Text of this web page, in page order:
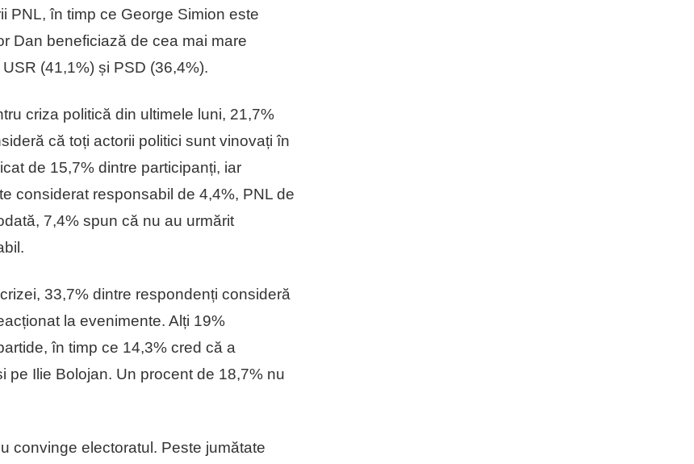
PNL, în timp ce George Simion este
Dan beneficiază de cea mai mare
(41,1%) și PSD (36,4%).
criza politică din ultimele luni, 21,7%
că toți actorii politici sunt vinovați în
de 15,7% dintre participanți, iar
considerat responsabil de 4,4%, PNL de
7,4% spun că nu au urmărit
33,7% dintre respondenți consideră
la evenimente. Alți 19%
în timp ce 14,3% cred că a
pe Ilie Bolojan. Un procent de 18,7% nu
convinge electoratul. Peste jumătate